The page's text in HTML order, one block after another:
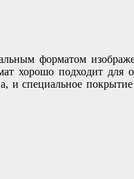
форматом
подходит для
и специальное